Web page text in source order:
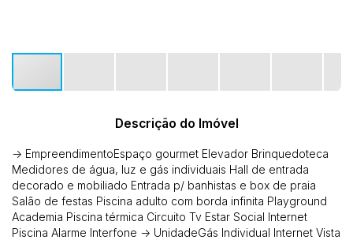
Descrição do Imóvel
-> EmpreendimentoEspaço gourmet Elevador Brinquedoteca
Medidores de água, luz e gás individuais Hall de entrada
decorado e mobiliado Entrada p/ banhistas e box de praia
Salão de festas Piscina adulto com borda infinita Playground
Academia Piscina térmica Circuito Tv Estar Social Internet
Piscina Alarme Interfone -> UnidadeGás Individual Internet Vista